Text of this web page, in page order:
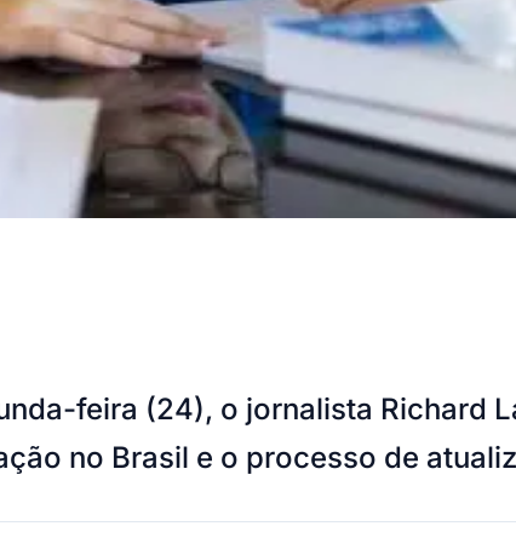
feira (24), o jornalista Richard
no Brasil e o processo de